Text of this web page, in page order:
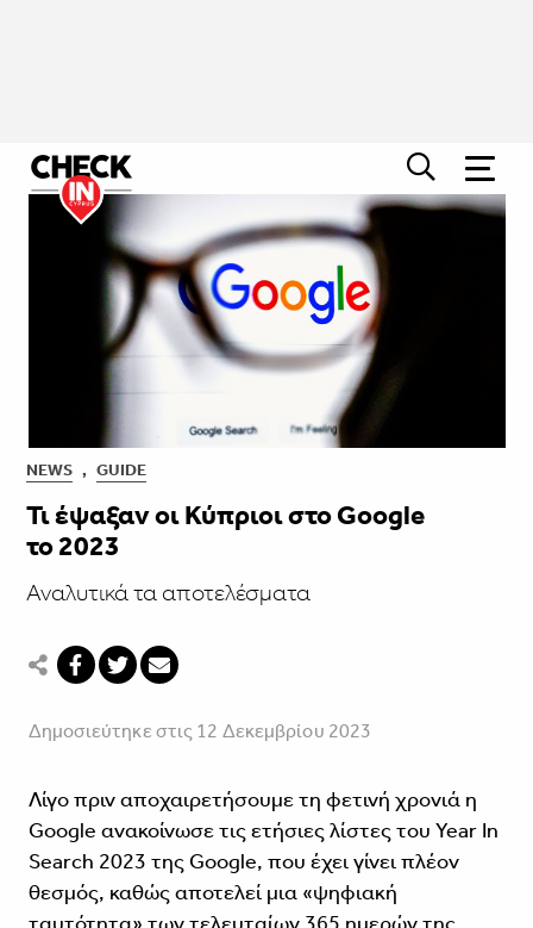
NEWS , GUIDE
Τι έψαξαν οι Κύπριοι στο Google
το 2023
Αναλυτικά τα αποτελέσματα
Δημοσιεύτηκε στις 12 Δεκεμβρίου 2023
Λίγο πριν αποχαιρετήσουμε τη φετινή χρονιά η
Google ανακοίνωσε τις ετήσιες λίστες του Year In
Search 2023 της Google, που έχει γίνει πλέον
θεσμός, καθώς αποτελεί μια «ψηφιακή